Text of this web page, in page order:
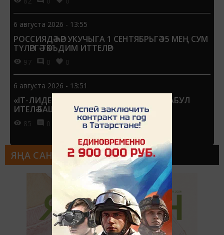
6 августа 2026 - 13:55
РОССИЯДӘ ҺӘР УКУЧЫГА 1 СЕНТЯБРЬГӘ 15 МЕҢ СУМ
ТҮЛӘРГӘ ТӘКЪДИМ ИТТЕЛӘР
97 0 0
6 августа 2026 - 13:51
«IT-ЛИДЕР» ПРЕМИЯСЕНӘ ГАРИЗАЛАР КАБУЛ
ИТЕЛӘ БАШЛАДЫ
85 0
ЯҢА САН